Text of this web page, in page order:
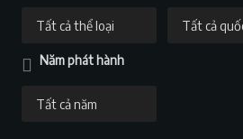
Năm phát hành